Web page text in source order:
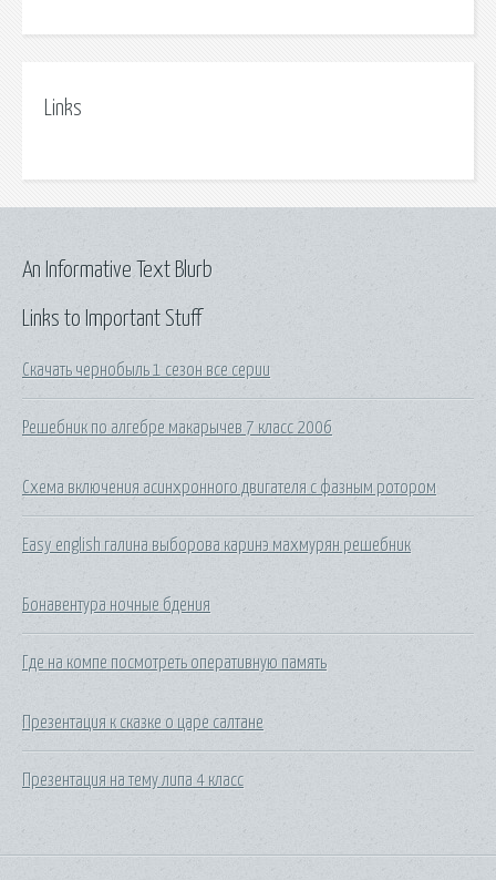
Links
Links to Important Stuff
Скачать чернобыль 1 сезон все серии
Решебник по алгебре макарычев 7 класс 2006
Схема включения асинхронного двигателя с фазным ротором
Easy english галина выборова каринэ махмурян решебник
Бонавентура ночные бдения
Где на компе посмотреть оперативную память
Презентация к сказке о царе салтане
Презентация на тему липа 4 класс
An Informative Text Blurb